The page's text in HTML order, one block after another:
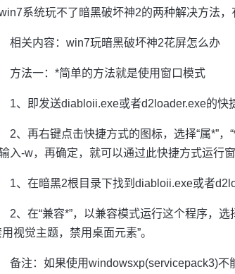
系统玩不了暗黑破坏神2的两种解决方法，
相关内容：win7玩暗黑破坏神2花屏怎么办
方法一：*简单的方法就是使用窗口模式
1、即发送diabloii.exe或者d2loader.exe的快
2、再右键点击快捷方式的图标，选择“属*”，
入-w，再确定，就可以通过此快捷方式运行
1、在暗黑2根目录下找到diabloii.exe或者
2、在“兼容*”，以兼容模式运行这个程序，
用视觉主题，禁用桌面元素”。
备注：如果使用windowsxp(servicepack3)